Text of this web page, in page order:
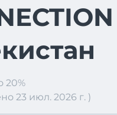
20%
23 июл. 2026 г. )